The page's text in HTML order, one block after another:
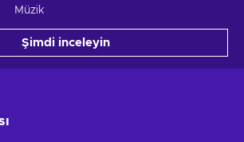
Müzik
Şimdi inceleyin